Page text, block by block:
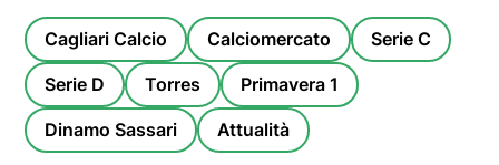
Cagliari Calcio Calciomercato Serie C
Serie D Torres Primavera 1
Dinamo Sassari Attualità